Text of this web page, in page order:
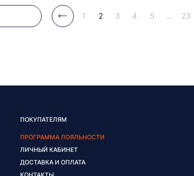
1 2 3 4 5 ... 23
ПОКУПАТЕЛЯМ
ПРОГРАММА ЛОЯЛЬНОСТИ
ЛИЧНЫЙ КАБИНЕТ
ДОСТАВКА И ОПЛАТА
КОНТАКТЫ